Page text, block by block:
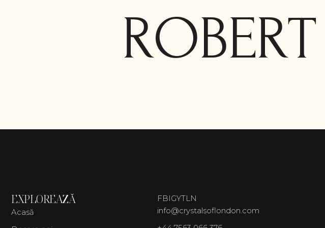
EXPLOREAZĂ
Acasă
FBIGYTLN
info@crystalsoflondon.com